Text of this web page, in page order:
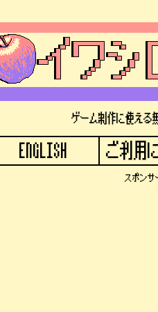
ゲーム制作に使える
ENGLISH ご利用
スポンサ